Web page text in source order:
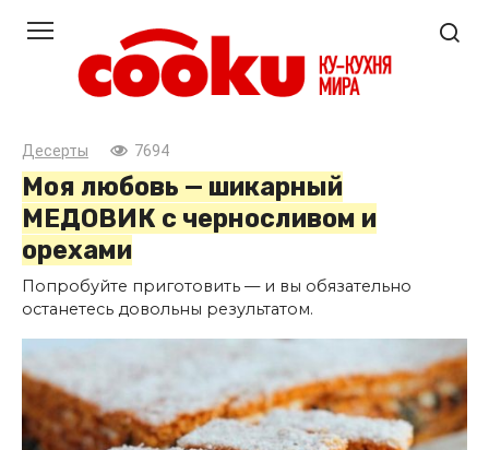
контенту
Десерты 7694
Моя любовь — шикарный
МЕДОВИК с черносливом и
орехами
Попробуйте приготовить — и вы обязательно
останетесь довольны результатом.